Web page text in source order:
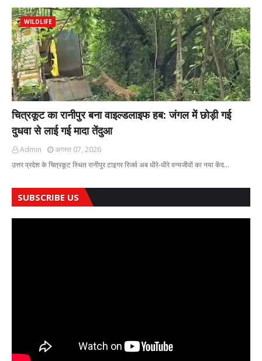
WILDLIFE
चित्रकूट का रानीपुर बना वाइल्डलाइफ हब: जंगल में छोड़ी गई
दुधवा से लाई गई मादा तेंदुआ
Admin
अगस्त 07, 2026
उत्तर प्रदेश के चित्रकूट स्थित रानीपुर टाइगर रिजर्व अब धीरे-धीरे वन्यजीवों का नया केंद…
SUBSCRIBE US